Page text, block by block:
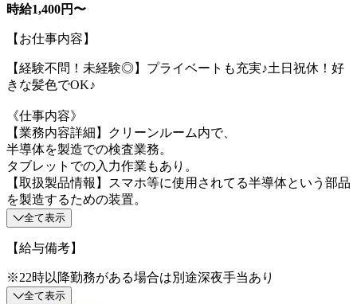
時給1,400円〜
【お仕事内容】
【経験不問！未経験◎】プライベートも充実♪土日祝休！好
きな髪色でOK♪
《仕事内容》
【業務内容詳細】クリーンルーム内で、
半導体を製造での検査業務。
タブレットでの入力作業もあり。
【取扱製品情報】スマホ等に使用されてる半導体という部品
を製造するための装置。
全て表示
【給与備考】
※22時以降勤務がある場合は別途深夜手当あり
全て表示